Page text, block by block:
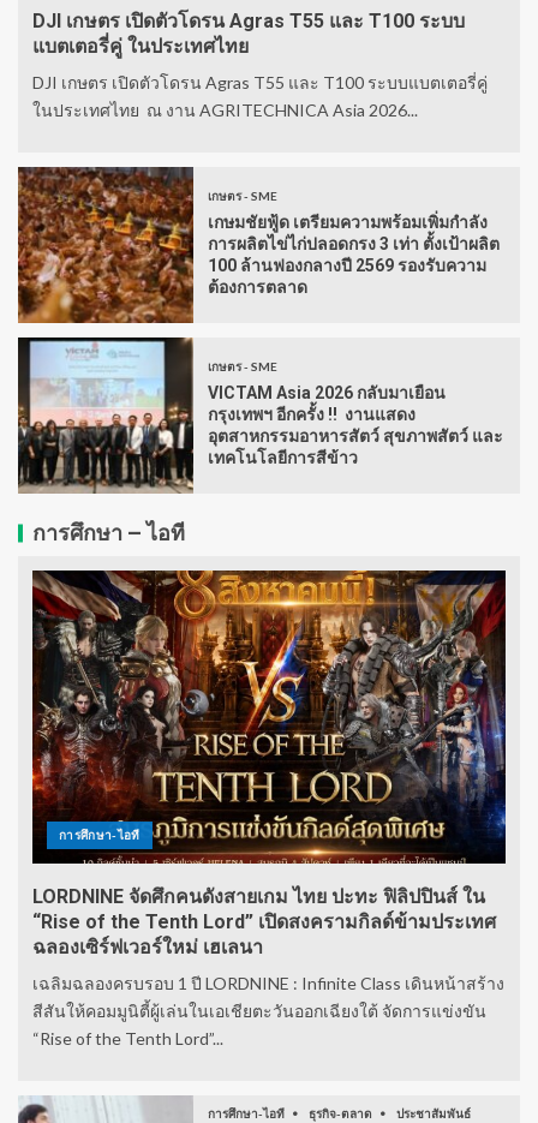
DJI เกษตร เปิดตัวโดรน Agras T55 และ T100 ระบบ
แบตเตอรี่คู่ ในประเทศไทย
DJI เกษตร เปิดตัวโดรน Agras T55 และ T100 ระบบแบตเตอรี่คู่
ในประเทศไทย ณ งาน AGRITECHNICA Asia 2026...
เกษตร - SME
เกษมชัยฟู้ด เตรียมความพร้อมเพิ่มกำลัง
การผลิตไข่ไก่ปลอดกรง 3 เท่า ตั้งเป้าผลิต
100 ล้านฟองกลางปี 2569 รองรับความ
ต้องการตลาด
เกษตร - SME
VICTAM Asia 2026 กลับมาเยือน
กรุงเทพฯ อีกครั้ง !! งานแสดง
อุตสาหกรรมอาหารสัตว์ สุขภาพสัตว์ และ
เทคโนโลยีการสีข้าว
การศึกษา – ไอที
การศึกษา-ไอที
LORDNINE จัดศึกคนดังสายเกม ไทย ปะทะ ฟิลิปปินส์ ใน
“Rise of the Tenth Lord” เปิดสงครามกิลด์ข้ามประเทศ
ฉลองเซิร์ฟเวอร์ใหม่ เฮเลนา
เฉลิมฉลองครบรอบ 1 ปี LORDNINE : Infinite Class เดินหน้าสร้าง
สีสันให้คอมมูนิตี้ผู้เล่นในเอเชียตะวันออกเฉียงใต้ จัดการแข่งขัน
“Rise of the Tenth Lord”...
การศึกษา-ไอที ธุรกิจ-ตลาด ประชาสัมพันธ์